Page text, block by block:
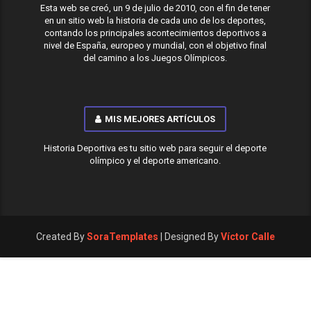
Esta web se creó, un 9 de julio de 2010, con el fin de tener
en un sitio web la historia de cada uno de los deportes,
contando los principales acontecimientos deportivos a
nivel de España, europeo y mundial, con el objetivo final
del camino a los Juegos Olímpicos.
MIS MEJORES ARTÍCULOS
Historia Deportiva es tu sitio web para seguir el deporte
olímpico y el deporte americano.
Created BySoraTemplates | Designed ByVíctor Calle